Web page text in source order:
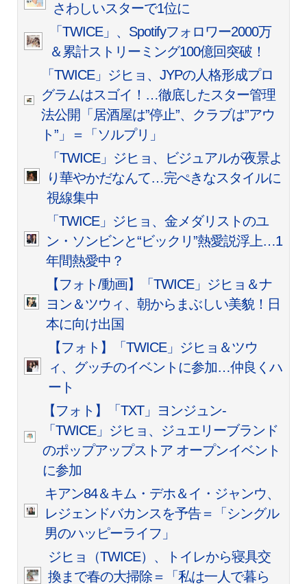
さわしいスターで1位に
「TWICE」、Spotifyフォロワー2000万
＆累計ストリーミング100億回突破！
「TWICE」ジヒョ、JYPの人格形成プロ
グラムはスゴイ！…徹底したスター管理
法公開「居酒屋は”停止”、クラブは”アウ
ト”」＝「ソルプリ」
「TWICE」ジヒョ、ビジュアルが夜景よ
り華やかだなんて…完ぺきなスタイルに
視線集中
「TWICE」ジヒョ、金メダリストのユ
ン・ソンビンと“ビックリ”熱愛説浮上…1
年間熱愛中？
【フォト/動画】「TWICE」ジヒョ＆ナ
ヨン＆ツウィ、朝からまぶしい美貌！日
本に向け出国
【フォト】「TWICE」ジヒョ＆ツウ
ィ、グッチのイベントに参加…仲良くハ
ート
【フォト】「TXT」ヨンジュン-
「TWICE」ジヒョ、ジュエリーブランド
のポップアップストア オープンイベント
に参加
キアン84＆キム・デホ＆イ・ジャンウ、
レジェンドバカンスを予告＝「シングル
男のハッピーライフ」
ジヒョ（TWICE）、トイレから寝具交
換まで春の大掃除＝「私は一人で暮ら